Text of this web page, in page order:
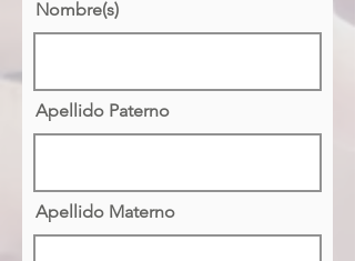
Nombre(s)
Apellido Paterno
Apellido Materno